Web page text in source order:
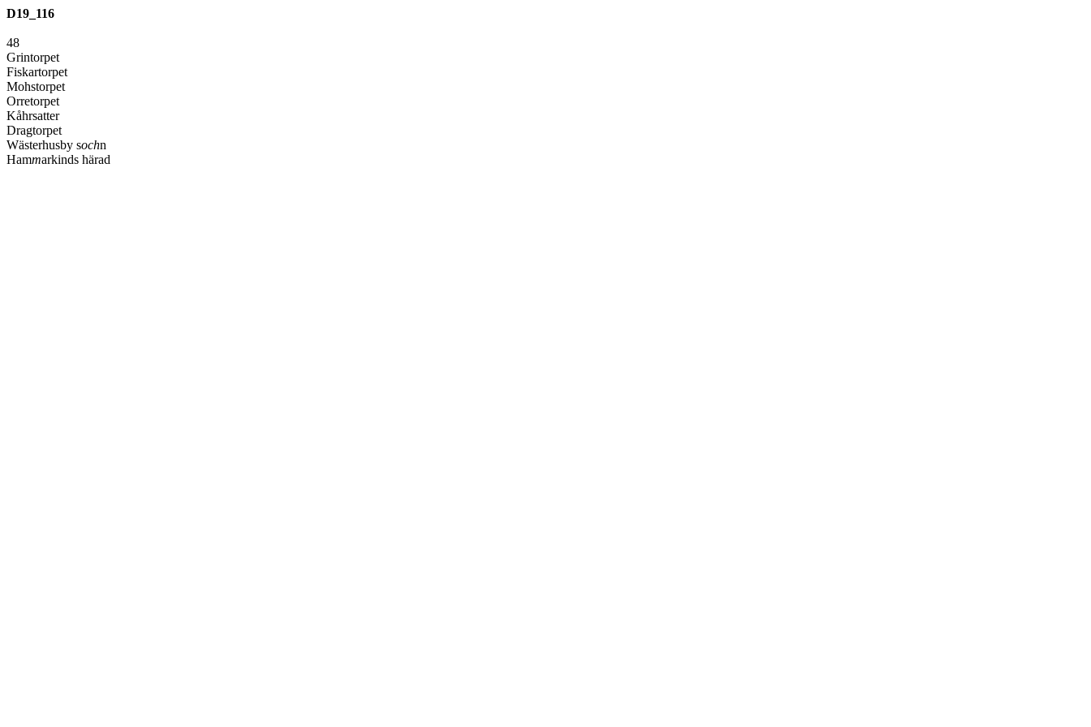
D19_116
48
Grintorpet
Fiskartorpet
Mohstorpet
Orretorpet
Kåhrsatter
Dragtorpet
Wästerhusby sochn
Hammarkinds härad